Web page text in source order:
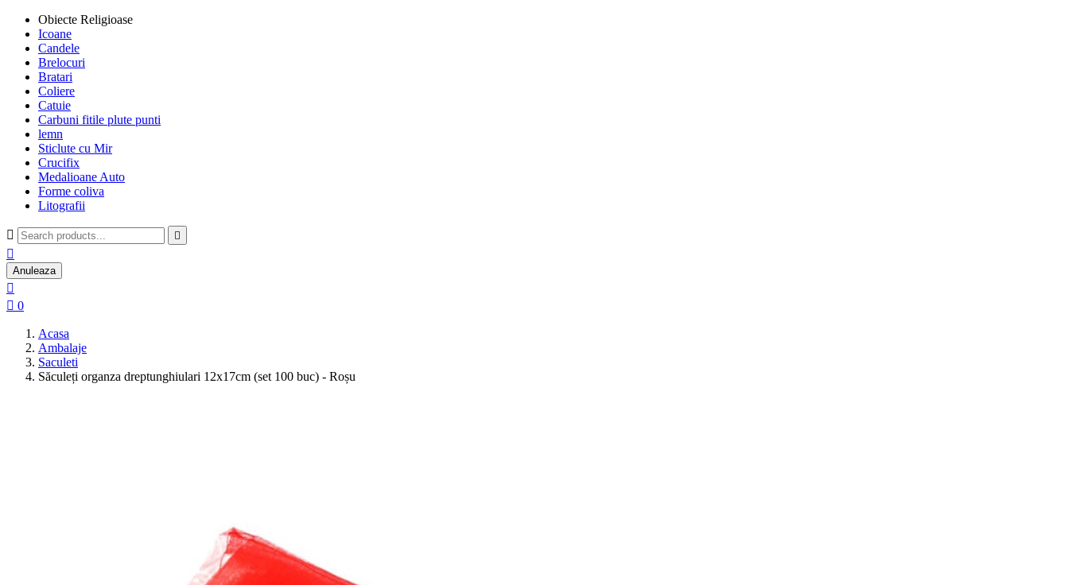
Obiecte Religioase
Icoane
Candele
Brelocuri
Bratari
Coliere
Catuie
Carbuni fitile plute punti
lemn
Sticlute cu Mir
Crucifix
Medalioane Auto
Forme coliva
Litografii
 

Anuleaza

 0
Acasa
Ambalaje
Saculeti
Săculeți organza dreptunghiulari 12x17cm (set 100 buc) - Roșu